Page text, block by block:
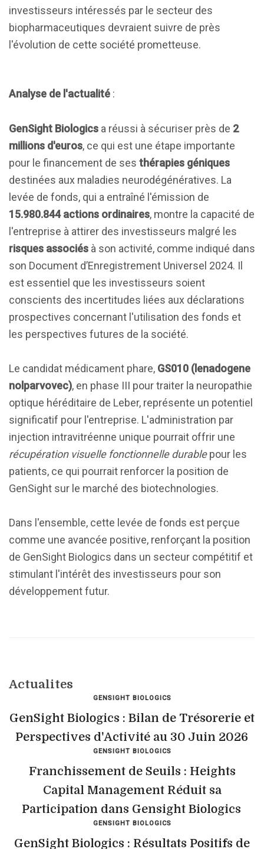
investisseurs intéressés par le secteur des
biopharmaceutiques devraient suivre de près
l'évolution de cette société prometteuse.
Analyse de l'actualité :
GenSight Biologics a réussi à sécuriser près de 2
millions d'euros, ce qui est une étape importante
pour le financement de ses thérapies géniques
destinées aux maladies neurodégénératives. La
levée de fonds, qui a entraîné l'émission de
15.980.844 actions ordinaires, montre la capacité de
l'entreprise à attirer des investisseurs malgré les
risques associés à son activité, comme indiqué dans
son Document d’Enregistrement Universel 2024. Il
est essentiel que les investisseurs soient
conscients des incertitudes liées aux déclarations
prospectives concernant l'utilisation des fonds et
les perspectives futures de la société.
Le candidat médicament phare, GS010 (lenadogene
nolparvovec), en phase III pour traiter la neuropathie
optique héréditaire de Leber, représente un potentiel
significatif pour l'entreprise. L'administration par
injection intravitréenne unique pourrait offrir une
récupération visuelle fonctionnelle durablepour les
patients, ce qui pourrait renforcer la position de
GenSight sur le marché des biotechnologies.
Dans l'ensemble, cette levée de fonds est perçue
comme une avancée positive, renforçant la position
de GenSight Biologics dans un secteur compétitif et
stimulant l'intérêt des investisseurs pour son
développement futur.
Actualites
GENSIGHT BIOLOGICS
GenSight Biologics : Bilan de Trésorerie et
Perspectives d'Activité au 30 Juin 2026
GENSIGHT BIOLOGICS
Franchissement de Seuils : Heights
Capital Management Réduit sa
Participation dans Gensight Biologics
GENSIGHT BIOLOGICS
GenSight Biologics : Résultats Positifs de